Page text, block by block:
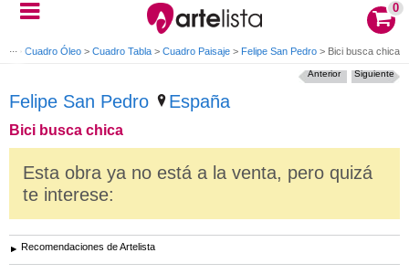
0
> Cuadro Óleo > Cuadro Tabla > Cuadro Paisaje > Felipe San Pedro > Bici busca chica
Felipe San Pedro España
Bici busca chica
Siguiente
Anterior
Esta obra ya no está a la venta, pero quizá
te interese:
Recomendaciones de Artelista